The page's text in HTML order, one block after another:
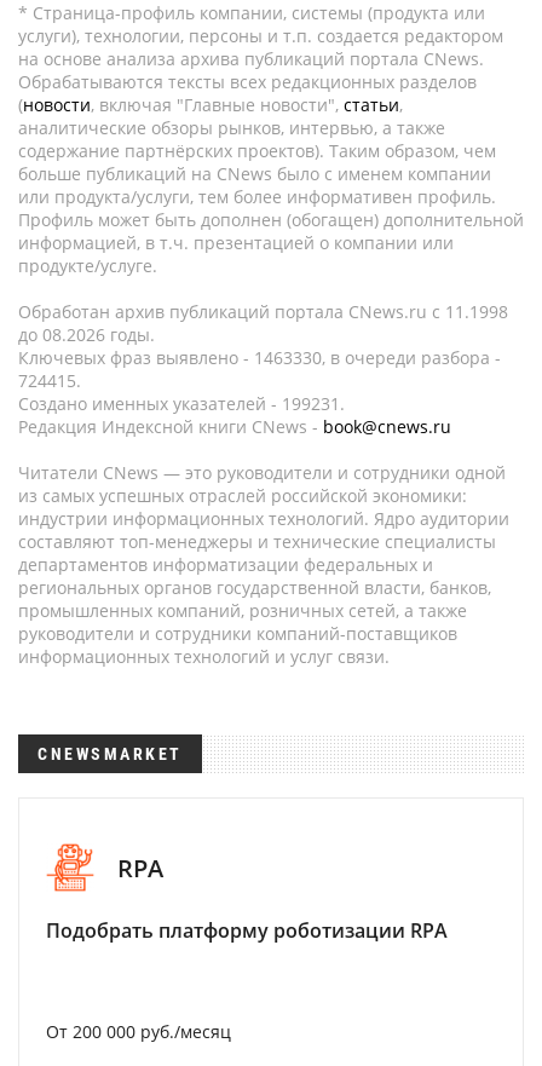
* Страница-профиль компании, системы (продукта или
услуги), технологии, персоны и т.п. создается редактором
на основе анализа архива публикаций портала CNews.
Обрабатываются тексты всех редакционных разделов
(новости, включая "Главные новости", статьи,
аналитические обзоры рынков, интервью, а также
содержание партнёрских проектов). Таким образом, чем
больше публикаций на CNews было с именем компании
или продукта/услуги, тем более информативен профиль.
Профиль может быть дополнен (обогащен) дополнительной
информацией, в т.ч. презентацией о компании или
продукте/услуге.
Обработан архив публикаций портала CNews.ru c 11.1998
до 08.2026 годы.
Ключевых фраз выявлено - 1463330, в очереди разбора -
724415.
Создано именных указателей - 199231.
Редакция Индексной книги CNews - book@cnews.ru
Читатели CNews — это руководители и сотрудники одной
из самых успешных отраслей российской экономики:
индустрии информационных технологий. Ядро аудитории
составляют топ-менеджеры и технические специалисты
департаментов информатизации федеральных и
региональных органов государственной власти, банков,
промышленных компаний, розничных сетей, а также
руководители и сотрудники компаний-поставщиков
информационных технологий и услуг связи.
CNEWSMARKET
RPA
Подобрать платформу роботизации RPA
От 200 000 руб./месяц